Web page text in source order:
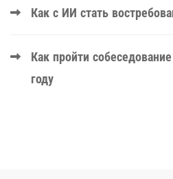
Как с ИИ стать
Как пройти
году